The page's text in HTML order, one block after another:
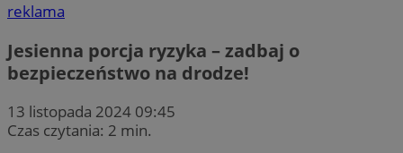
reklama
Jesienna porcja ryzyka – zadbaj o
bezpieczeństwo na drodze!
13 listopada 2024 09:45
Czas czytania: 2 min.